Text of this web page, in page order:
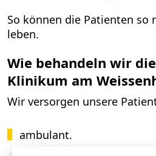
So können die Patienten so
leben.
Wie behandeln wir
Klinikum am
Wir versorgen unsere
ambulant.